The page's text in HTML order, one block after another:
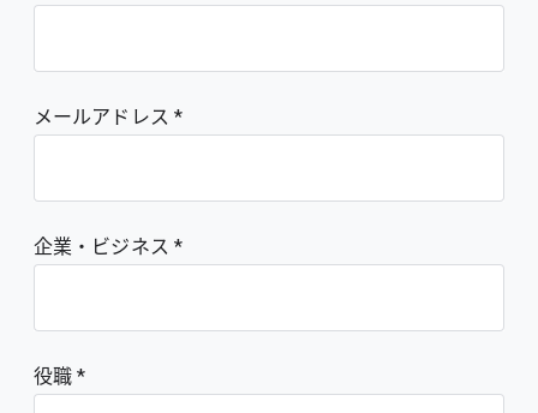
メールアドレス
企業・ビジネス
役職